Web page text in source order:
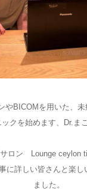
やBICOMを用いた、
クを始めます、Dr.ま
ロン Lounge ceylon
に詳しい皆さんと楽し
ました。